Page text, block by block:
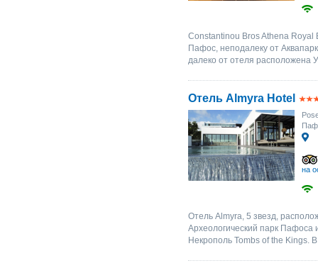
Constantinou Bros Athena Royal
Пафос, неподалеку от
далеко от отеля расположена
Отель Almyra Hotel
на
Отель Almyra, 5 звезд,
Археологический парк
Некрополь Tombs of the Kings.